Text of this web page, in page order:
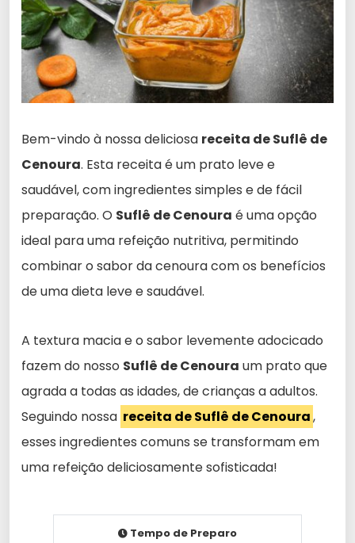
Bem-vindo à nossa deliciosa receita de Suflê de
Cenoura. Esta receita é um prato leve e
saudável, com ingredientes simples e de fácil
preparação. O Suflê de Cenoura é uma opção
ideal para uma refeição nutritiva, permitindo
combinar o sabor da cenoura com os benefícios
de uma dieta leve e saudável.
A textura macia e o sabor levemente adocicado
fazem do nosso Suflê de Cenoura um prato que
agrada a todas as idades, de crianças a adultos.
Seguindo nossa receita de Suflê de Cenoura,
esses ingredientes comuns se transformam em
uma refeição deliciosamente sofisticada!
Tempo de Preparo